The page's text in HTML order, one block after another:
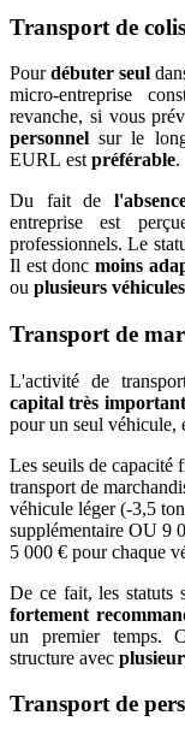
Transport de colis
Pourdébuter seul
micro-entreprise
revanche, si vous
personnel sur le
EURL est préférable.
Du fait de
entreprise est
professionnels. Le
Il est donc moins
ou plusieurs véhicules
Transport de
L'activité de
capital très important
pour un seul véhicule,
Les seuils de capacité
transport de
véhicule léger (-3,5
supplémentaire OU 9
5 000 € pour chaque
De ce fait, les statuts
fortement
un premier temps.
structure avec
Transport de